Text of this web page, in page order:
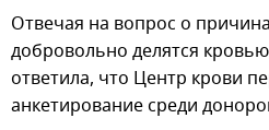
Отвечая на вопрос о
добровольно делятся
ответила, что Центр крови
анкетирование среди